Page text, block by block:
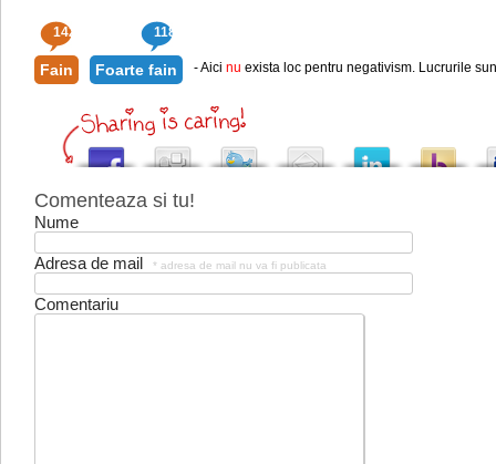
142 118
Fain Foarte fain - Aici nu exista loc pentru negativism. Lucrurile
Comenteaza si tu!
Nume
Adresa de mail * adresa de mail nu va fi publicata
Comentariu